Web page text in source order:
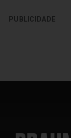
PUBLICIDADE